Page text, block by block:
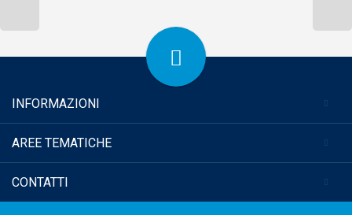
INFORMAZIONI
AREE TEMATICHE
CONTATTI